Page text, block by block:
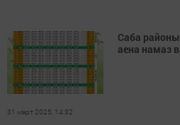
Саба районы
аена намаз
31 март 2025, 14:32